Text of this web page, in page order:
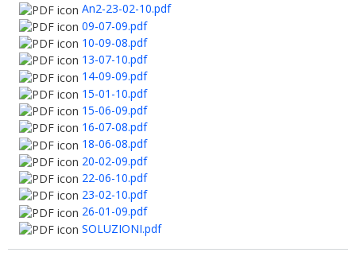
An2-23-02-10.pdf
09-07-09.pdf
10-09-08.pdf
13-07-10.pdf
14-09-09.pdf
15-01-10.pdf
15-06-09.pdf
16-07-08.pdf
18-06-08.pdf
20-02-09.pdf
22-06-10.pdf
23-02-10.pdf
26-01-09.pdf
SOLUZIONI.pdf